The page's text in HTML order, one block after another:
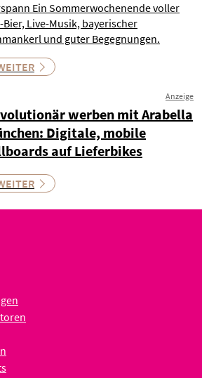
Ein Sommerwochenende voller
Bier, Live-Musik, bayerischer
und guter Begegnungen.
Anzeige
werben mit Arabella
Digitale, mobile
auf Lieferbikes